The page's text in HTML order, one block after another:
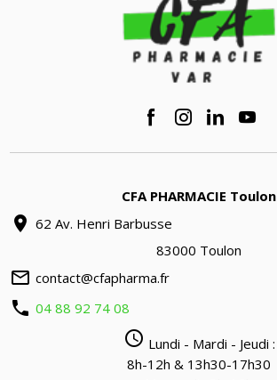
CFA PHARMACIE Toulon
location_on 62 Av. Henri Barbusse
83000 Toulon
mail_outline contact@cfapharma.fr
phone 04 88 92 74 08
query_builder Lundi - Mardi - Jeudi :
8h-12h & 13h30-17h30